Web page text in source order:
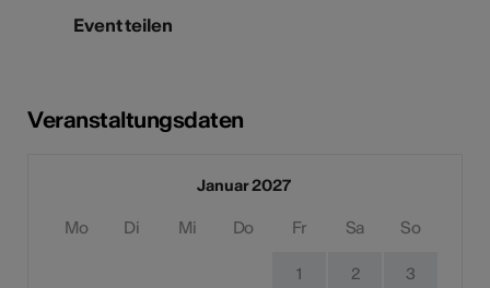
Event teilen
Veranstaltungsdaten
Januar 2027
Mo Di Mi Do Fr Sa So
1 2 3